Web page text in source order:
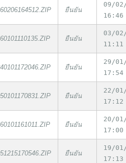
ยืนยัน
09/
16:46
ยืนยัน
03/
11:11
ยืนยัน
29/
17:54
ยืนยัน
22/
17:12
ยืนยัน
20/
17:00
ยืนยัน
19/
17:13